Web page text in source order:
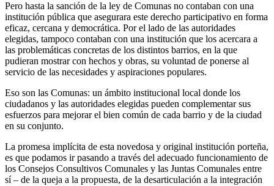
Pero hasta la sanción de la ley de Comunas no contaban con una
institución pública que asegurara este derecho participativo en forma
eficaz, cercana y democrática. Por el lado de las autoridades
elegidas, tampoco contaban con una institución que los acercara a
las problemáticas concretas de los distintos barrios, en la que
pudieran mostrar con hechos y obras, su voluntad de ponerse al
servicio de las necesidades y aspiraciones populares.
Eso son las Comunas: un ámbito institucional local donde los
ciudadanos y las autoridades elegidas pueden complementar sus
esfuerzos para mejorar el bien común de cada barrio y de la ciudad
en su conjunto.
La promesa implícita de esta novedosa y original institución porteña,
es que podamos ir pasando a través del adecuado funcionamiento de
los Consejos Consultivos Comunales y las Juntas Comunales entre
sí – de la queja a la propuesta, de la desarticulación a la integración